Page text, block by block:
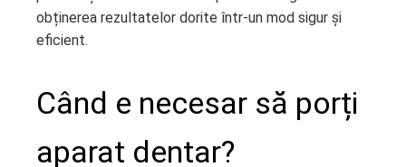
obținerea rezultatelor dorite într-un mod sigur și
eficient.
Când e necesar să porți
aparat dentar?